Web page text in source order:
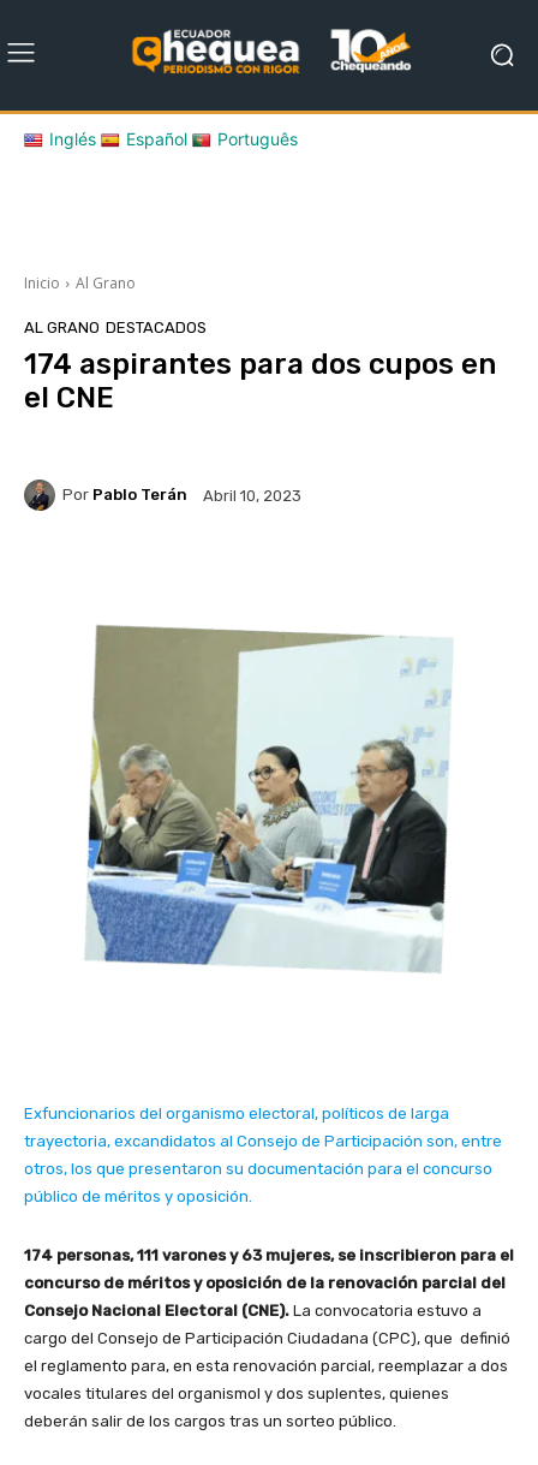
Inglés Español Português
Inicio Al Grano
AL GRANO DESTACADOS
174 aspirantes para dos cupos en
el CNE
Por Pablo Terán Abril 10, 2023
Exfuncionarios del organismo electoral, políticos de larga
trayectoria, excandidatos al Consejo de Participación son, entre
otros, los que presentaron su documentación para el concurso
público de méritos y oposición.
174 personas, 111 varones y 63 mujeres, se inscribieron para el
concurso de méritos y oposición de la renovación parcial del
Consejo Nacional Electoral (CNE). La convocatoria estuvo a
cargo del Consejo de Participación Ciudadana (CPC), que definió
el reglamento para, en esta renovación parcial, reemplazar a dos
vocales titulares del organismol y dos suplentes, quienes
deberán salir de los cargos tras un sorteo público.